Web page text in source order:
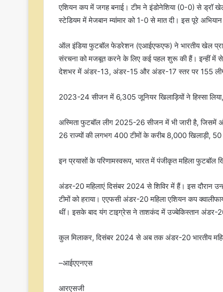
एशियन कप में जगह बनाई। टीम ने इंडोनेशिया (0-0) से ड्रॉ
स्टेडियम में मेजबान म्यांमार को 1-0 से मात दी। इस पूरे
ऑल इंडिया फुटबॉल फेडरेशन (एआईएफएफ) ने भारतीय खेल
संरचना को मजबूत करने के लिए कई पहल शुरू की हैं। इन्हीं में
देशभर में अंडर-13, अंडर-15 और अंडर-17 स्तर पर 155 लीग
2023-24 सीजन में 6,305 जूनियर खिलाड़ियों ने हिस्सा
अस्मिता फुटबॉल लीग 2025-26 सीजन में भी जारी है,
26 राज्यों की लगभग 400 टीमों के करीब 8,000 खिलाड़ी,
इन प्रयासों के परिणामस्वरूप, भारत में पंजीकृत महिला फुटबॉल
अंडर-20 महिलाएं दिसंबर 2024 से शिविर में हैं। इस दौरान
टीमों को हराया। एएफसी अंडर-20 महिला एशियन कप
थीं। इसके बाद यंग टाइग्रेस ने ताशकंद में उज्बेकिस्तान अंडर-
कुल मिलाकर, दिसंबर 2024 से अब तक अंडर-20 भारतीय
–आईएएनएस
आरएसजी